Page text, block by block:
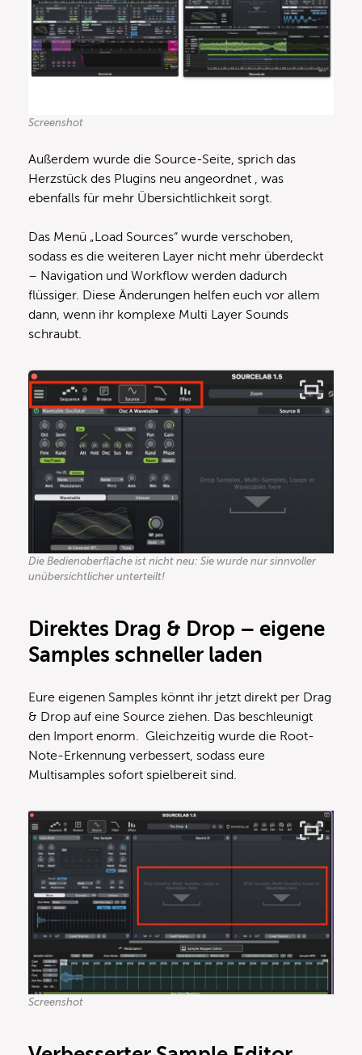
Screenshot
Außerdem wurde die Source-Seite, sprich das
Herzstück des Plugins neu angeordnet , was
ebenfalls für mehr Übersichtlichkeit sorgt.
Das Menü „Load Sources“ wurde verschoben,
sodass es die weiteren Layer nicht mehr überdeckt
– Navigation und Workflow werden dadurch
flüssiger. Diese Änderungen helfen euch vor allem
dann, wenn ihr komplexe Multi Layer Sounds
schraubt.
Die Bedienoberfläche ist nicht neu: Sie wurde nur sinnvoller
unübersichtlicher unterteilt!
Direktes Drag & Drop – eigene
Samples schneller laden
Eure eigenen Samples könnt ihr jetzt direkt per Drag
& Drop auf eine Source ziehen. Das beschleunigt
den Import enorm. Gleichzeitig wurde die Root-
Note-Erkennung verbessert, sodass eure
Multisamples sofort spielbereit sind.
Screenshot